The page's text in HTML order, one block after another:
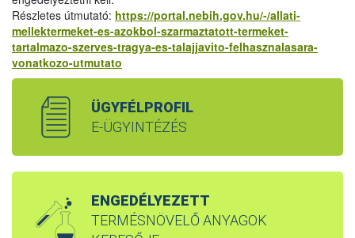
Részletes útmutató: https://portal.nebih.gov.hu/-/allati-
mellektermeket-es-azokbol-szarmaztatott-termeket-
tartalmazo-szerves-tragya-es-talajjavito-felhasznalasara-
vonatkozo-utmutato
ÜGYFÉLPROFIL
E-ÜGYINTÉZÉS
ENGEDÉLYEZETT
TERMÉSNÖVELŐ ANYAGOK